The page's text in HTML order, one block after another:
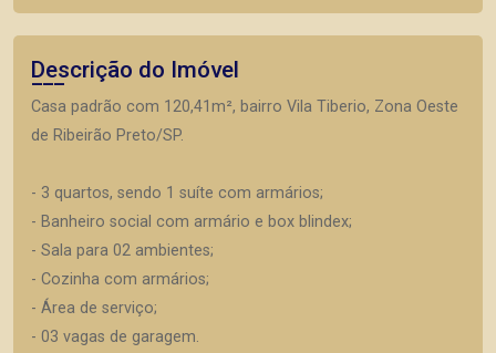
Descrição do Imóvel
Casa padrão com 120,41m², bairro Vila Tiberio, Zona Oeste
de Ribeirão Preto/SP.
- 3 quartos, sendo 1 suíte com armários;
- Banheiro social com armário e box blindex;
- Sala para 02 ambientes;
- Cozinha com armários;
- Área de serviço;
- 03 vagas de garagem.